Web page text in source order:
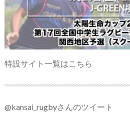
特設サイト一覧はこちら
@kansai_rugbyさんのツイート